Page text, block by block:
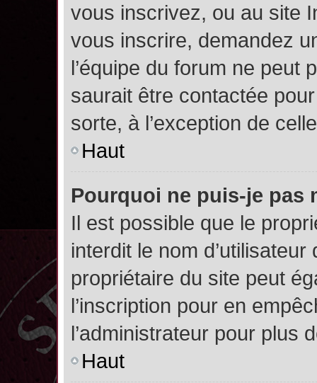
vous inscrivez, ou au site
vous inscrire, demandez
l’équipe du forum ne peut
saurait être contactée
sorte, à l’exception de
Haut
Pourquoi ne puis-je pas
Il est possible que le
interdit le nom
propriétaire du site peut
l’inscription pour en
l’administrateur pour plus
Haut